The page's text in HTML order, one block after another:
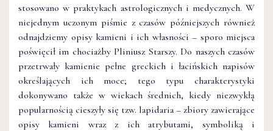
stosowano w praktykach astrologicznych i medycznych. W
niejednym uczonym piśmie z czasów późniejszych również
odnajdziemy opisy kamieni i ich własności – sporo miejsca
poświęcił im chociażby Pliniusz Starszy. Do naszych czasów
przetrwały kamienie pełne greckich i łacińskich napisów
określających ich moce; tego typu charakterystyki
dokonywano także w wiekach średnich, kiedy niezwykłą
popularnością cieszyły się tzw. lapidaria – zbiory zawierające
opisy kamieni wraz z ich atrybutami, symboliką i